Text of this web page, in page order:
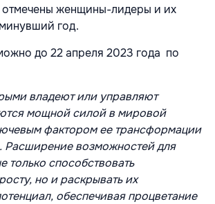
отмечены женщины-лидеры и их
год.
до 22 апреля 2023 года по
владеют или управляют
мощной силой в мировой
фактором ее трансформации
Расширение возможностей для
только способствовать
но и раскрывать их
обеспечивая процветание